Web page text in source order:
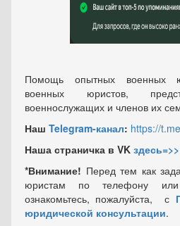
Помощь опытных военных
военных юристов,
военнослужащих и членов их
Наш Telegram-канал: https://
Наша страничка в VK
*Внимание! Перед тем как
юристам по телефону
ознакомьтесь, пожалуйста, с
юридической консультации.